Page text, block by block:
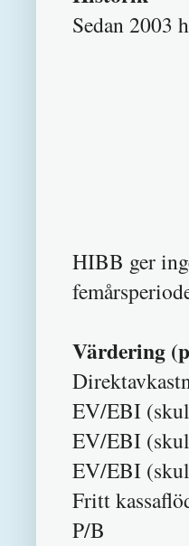
Sedan 2003
HIBB ger
Värdering
EV/EBI
EV/EBI
EV/EBI
Fritt
P/